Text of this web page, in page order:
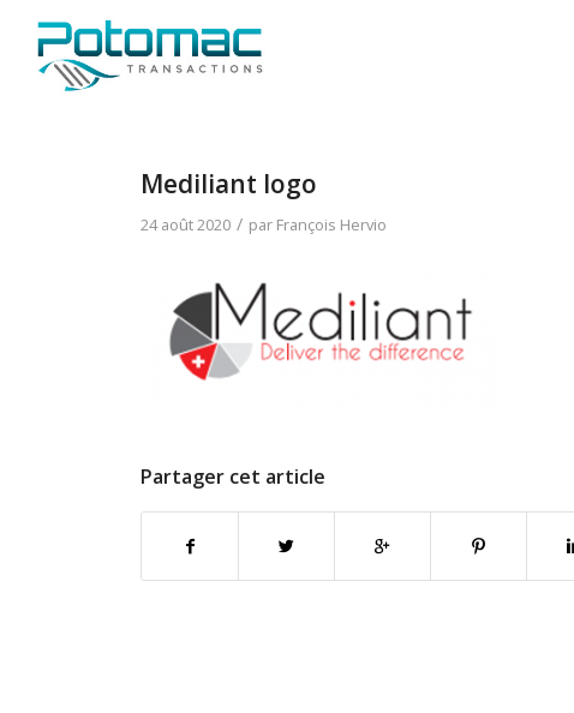
Mediliant logo
24 août 2020 / par François Hervio
Partager cet article